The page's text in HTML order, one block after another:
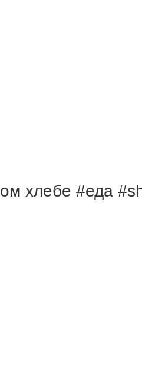
хлебе #еда